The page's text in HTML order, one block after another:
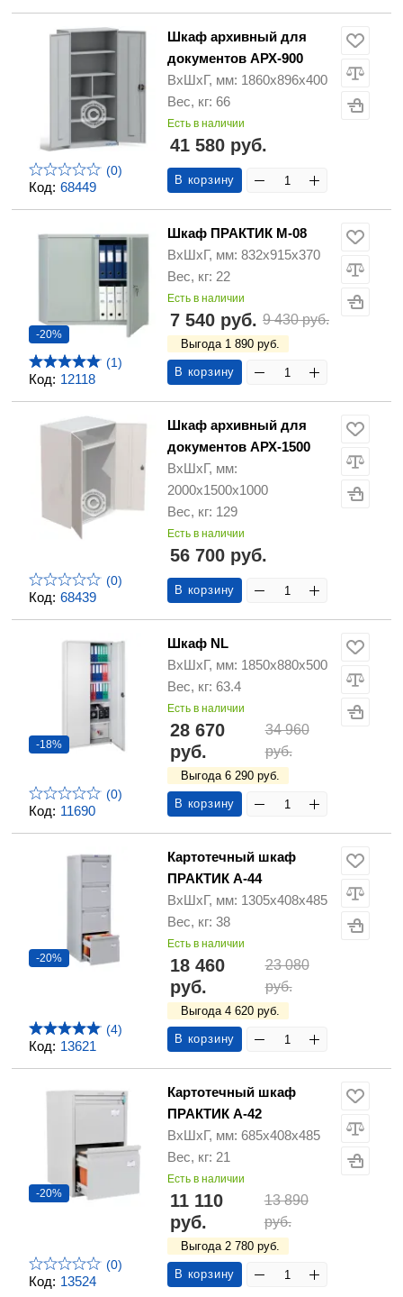
Код: 68449
(0)
Шкаф архивный для
документов АРХ-900
ВхШхГ, мм: 1860x896x400
Вес, кг: 66
Есть в наличии
41 580 руб.
В корзину
Код: 12118
-20%
(1)
Шкаф ПРАКТИК М-08
ВхШхГ, мм: 832х915х370
Вес, кг: 22
Есть в наличии
7 540 руб. 9 430 руб.
Выгода 1 890 руб.
В корзину
Код: 68439
(0)
Шкаф архивный для
документов АРХ-1500
ВхШхГ, мм:
2000х1500х1000
Вес, кг: 129
Есть в наличии
56 700 руб.
В корзину
Код: 11690
-18%
(0)
Шкаф NL
ВхШхГ, мм: 1850х880х500
Вес, кг: 63.4
Есть в наличии
28 670
руб.
34 960
руб.
Выгода 6 290 руб.
В корзину
Код: 13621
-20%
(4)
Картотечный шкаф
ПРАКТИК А-44
ВхШхГ, мм: 1305х408х485
Вес, кг: 38
Есть в наличии
18 460
руб.
23 080
руб.
Выгода 4 620 руб.
В корзину
Код: 13524
-20%
(0)
Картотечный шкаф
ПРАКТИК А-42
ВхШхГ, мм: 685х408х485
Вес, кг: 21
Есть в наличии
11 110
руб.
13 890
руб.
Выгода 2 780 руб.
В корзину